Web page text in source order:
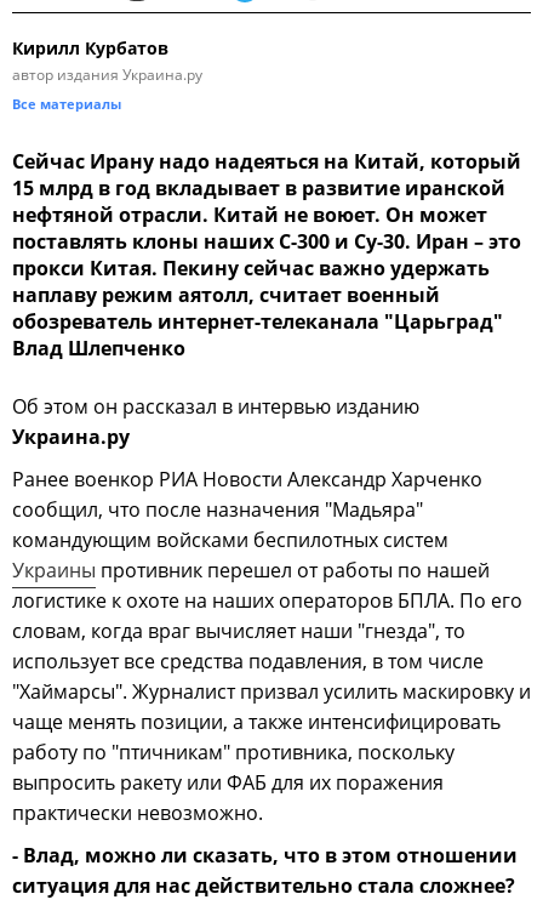
Кирилл Курбатов
автор издания Украина.ру
Все материалы
Сейчас Ирану надо надеяться на Китай, который
15 млрд в год вкладывает в развитие иранской
нефтяной отрасли. Китай не воюет. Он может
поставлять клоны наших С-300 и Су-30. Иран – это
прокси Китая. Пекину сейчас важно удержать
наплаву режим аятолл, считает военный
обозреватель интернет-телеканала "Царьград"
Влад Шлепченко
Об этом он рассказал в интервью изданию
Украина.ру
Ранее военкор РИА Новости Александр Харченко
сообщил, что после назначения "Мадьяра"
командующим войсками беспилотных систем
Украины противник перешел от работы по нашей
логистике к охоте на наших операторов БПЛА. По его
словам, когда враг вычисляет наши "гнезда", то
использует все средства подавления, в том числе
"Хаймарсы". Журналист призвал усилить маскировку и
чаще менять позиции, а также интенсифицировать
работу по "птичникам" противника, поскольку
выпросить ракету или ФАБ для их поражения
практически невозможно.
- Влад, можно ли сказать, что в этом отношении
ситуация для нас действительно стала сложнее?